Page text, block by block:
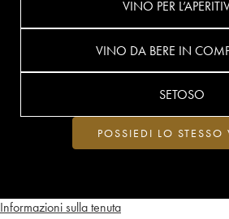
Informazioni sulla tenuta
VINO PER
VINO DA BERE IN
SETOSO
POSSIEDI LO